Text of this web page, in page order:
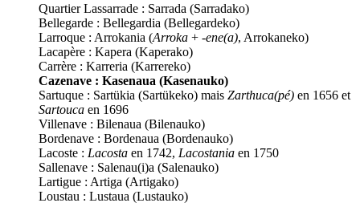
Quartier Lassarrade : Sarrada (Sarradako)
Bellegarde : Bellegardia (Bellegardeko)
Larroque : Arrokania (Arroka + -ene(a), Arrokaneko)
Lacapère : Kapera (Kaperako)
Carrère : Karreria (Karrereko)
Cazenave : Kasenaua (Kasenauko)
Sartuque : Sartükia (Sartükeko) mais Zarthuca(pé) en 1656 et
Sartouca en 1696
Villenave : Bilenaua (Bilenauko)
Bordenave : Bordenaua (Bordenauko)
Lacoste : Lacosta en 1742, Lacostania en 1750
Sallenave : Salenau(i)a (Salenauko)
Lartigue : Artiga (Artigako)
Loustau : Lustaua (Lustauko)